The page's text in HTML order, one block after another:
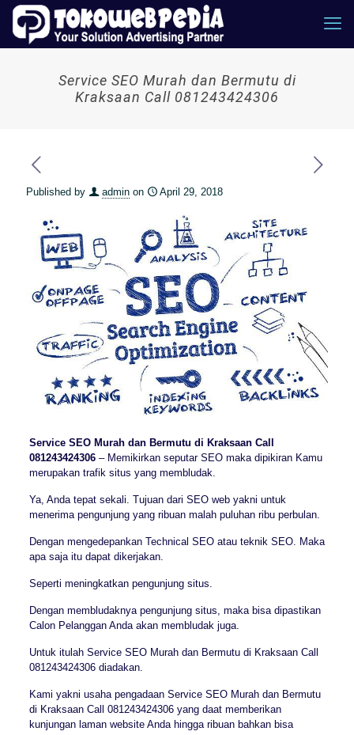
Service SEO Murah dan Bermutu di
Kraksaan Call 081243424306
Published by admin on April 29, 2018
Service SEO Murah dan Bermutu di Kraksaan Call
081243424306– Memikirkan seputar SEO maka dipikiran Kamu
merupakan trafik situs yang membludak.
Ya, Anda tepat sekali. Tujuan dari SEO web yakni untuk
menerima pengunjung yang ribuan malah puluhan ribu perbulan.
Dengan mengedepankan Technical SEO atau teknik SEO. Maka
apa saja itu dapat dikerjakan.
Seperti meningkatkan pengunjung situs.
Dengan membludaknya pengunjung situs, maka bisa dipastikan
Calon Pelanggan Anda akan membludak juga.
Untuk itulah Service SEO Murah dan Bermutu di Kraksaan Call
081243424306 diadakan.
Kami yakni usaha pengadaan Service SEO Murah dan Bermutu
di Kraksaan Call 081243424306 yang daat memberikan
kunjungan laman website Anda hingga ribuan bahkan bisa